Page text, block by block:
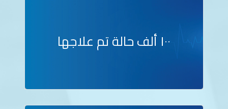
١٠٠ ألف حالة تم علاجها